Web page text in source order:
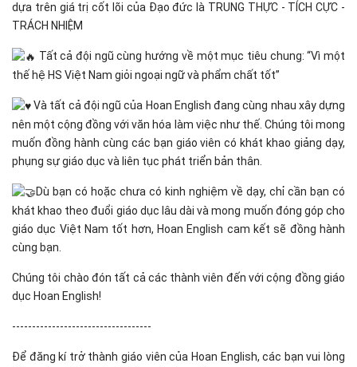
dựa trên giá trị cốt lõi của Đạo đức là TRUNG THỰC - TÍCH CỰC -
TRÁCH NHIỆM
Tất cả đội ngũ cùng hướng về một mục tiêu chung: “Vì một
thế hệ HS Việt Nam giỏi ngoại ngữ và phẩm chất tốt”
Và tất cả đội ngũ của Hoan English đang cùng nhau xây dựng
nên một cộng đồng với văn hóa làm việc như thế. Chúng tôi mong
muốn đồng hành cùng các bạn giáo viên có khát khao giảng dạy,
phụng sự giáo dục và liên tục phát triển bản thân.
Dù bạn có hoặc chưa có kinh nghiệm về dạy, chỉ cần bạn có
khát khao theo đuổi giáo dục lâu dài và mong muốn đóng góp cho
giáo dục Việt Nam tốt hơn, Hoan English cam kết sẽ đồng hành
cùng bạn.
Chúng tôi chào đón tất cả các thành viên đến với cộng đồng giáo
dục Hoan English!
-----------------------------------
Để đăng kí trở thành giáo viên của Hoan English, các bạn vui lòng